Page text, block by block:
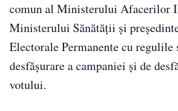
comun al Ministerului Afacerilor
Ministerului Sănătăţii şi
Electorale Permanente cu regulile
desfăşurare a campaniei şi de
votului.